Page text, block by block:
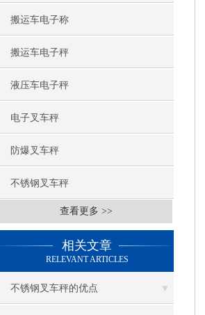
搬运车电子称
搬运车电子秤
液压车电子秤
电子叉车秤
防爆叉车秤
不锈钢叉车秤
查看更多 >>
相关文章
RELEVANT ARTICLES
不锈钢叉车秤的优点